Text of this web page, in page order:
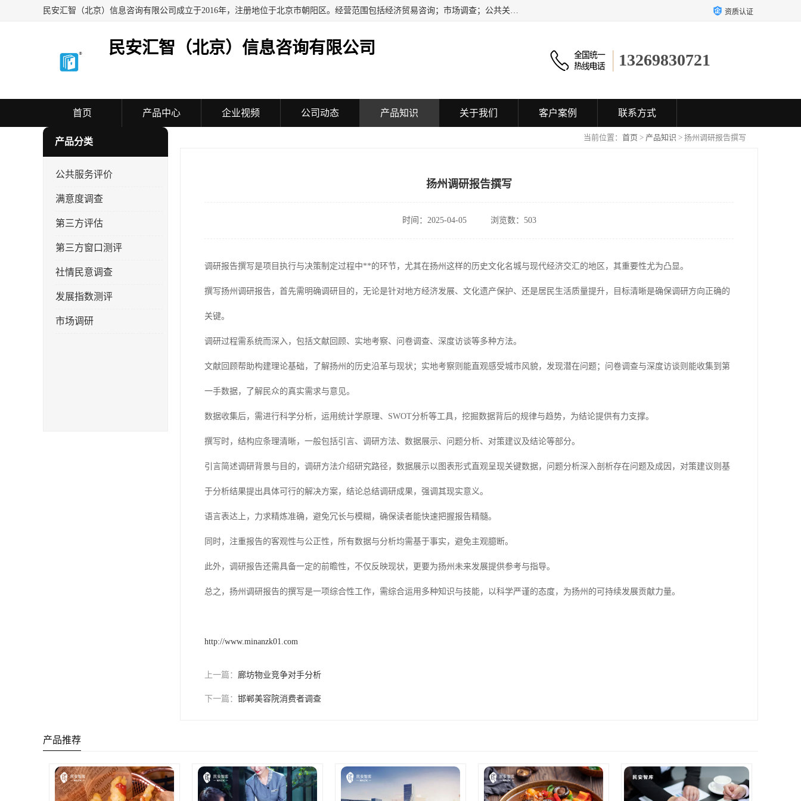
民安汇智（北京）信息咨询有限公司成立于2016年，注册地位于北京市朝阳区。经营范围包括经济贸易咨询；市场调查；公共关系服务；企业管理咨询；会议服务；企业策划；设计、制作、代理、发布广告；组织文化艺术交流活动（不含演出）；承办展览展示活动；技术推广服务。 资质认证
民安汇智（北京）信息咨询有限公司
13269830721
首页 产品中心 企业视频 公司动态 产品知识 关于我们 客户案例 联系方式
当前位置： 首页 > 产品知识 > 扬州调研报告撰写
产品分类
公共服务评价
满意度调查
第三方评估
第三方窗口测评
社情民意调查
发展指数测评
市场调研
扬州调研报告撰写
时间：2025-04-05 浏览数：503
调研报告撰写是项目执行与决策制定过程中**的环节，尤其在扬州这样的历史文化名城与现代经济交汇的地区，其重要性尤为凸显。
撰写扬州调研报告，首先需明确调研目的，无论是针对地方经济发展、文化遗产保护、还是居民生活质量提升，目标清晰是确保调研方向正确的
关键。
调研过程需系统而深入，包括文献回顾、实地考察、问卷调查、深度访谈等多种方法。
文献回顾帮助构建理论基础，了解扬州的历史沿革与现状；实地考察则能直观感受城市风貌，发现潜在问题；问卷调查与深度访谈则能收集到第
一手数据，了解民众的真实需求与意见。
数据收集后，需进行科学分析，运用统计学原理、SWOT分析等工具，挖掘数据背后的规律与趋势，为结论提供有力支撑。
撰写时，结构应条理清晰，一般包括引言、调研方法、数据展示、问题分析、对策建议及结论等部分。
引言简述调研背景与目的，调研方法介绍研究路径，数据展示以图表形式直观呈现关键数据，问题分析深入剖析存在问题及成因，对策建议则基
于分析结果提出具体可行的解决方案，结论总结调研成果，强调其现实意义。
语言表达上，力求精炼准确，避免冗长与模糊，确保读者能快速把握报告精髓。
同时，注重报告的客观性与公正性，所有数据与分析均需基于事实，避免主观臆断。
此外，调研报告还需具备一定的前瞻性，不仅反映现状，更要为扬州未来发展提供参考与指导。
总之，扬州调研报告的撰写是一项综合性工作，需综合运用多种知识与技能，以科学严谨的态度，为扬州的可持续发展贡献力量。
http://www.minanzk01.com
上一篇： 廊坊物业竞争对手分析
下一篇： 邯郸美容院消费者调查
产品推荐